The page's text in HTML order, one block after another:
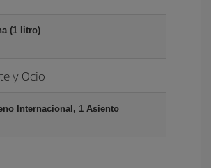
(1 litro)
y Ocio
Internacional, 1 Asiento